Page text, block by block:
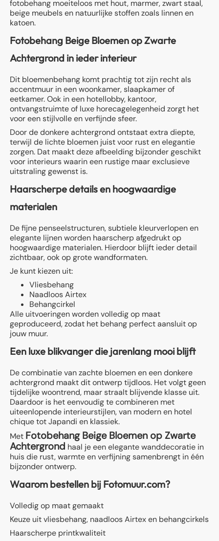
fotobehang moeiteloos met hout, marmer, zwart staal,
beige meubels en natuurlijke stoffen zoals linnen en
katoen.
Fotobehang Beige Bloemen op Zwarte
Achtergrond in ieder interieur
Dit bloemenbehang komt prachtig tot zijn recht als
accentmuur in een woonkamer, slaapkamer of
eetkamer. Ook in een hotellobby, kantoor,
ontvangstruimte of luxe horecagelegenheid zorgt het
voor een stijlvolle en verfijnde sfeer.
Door de donkere achtergrond ontstaat extra diepte,
terwijl de lichte bloemen juist voor rust en elegantie
zorgen. Dat maakt deze afbeelding bijzonder geschikt
voor interieurs waarin een rustige maar exclusieve
uitstraling gewenst is.
Haarscherpe details en hoogwaardige
materialen
De fijne penseelstructuren, subtiele kleurverlopen en
elegante lijnen worden haarscherp afgedrukt op
hoogwaardige materialen. Hierdoor blijft ieder detail
zichtbaar, ook op grote wandformaten.
Je kunt kiezen uit:
Vliesbehang
Naadloos Airtex
Behangcirkel
Alle uitvoeringen worden volledig op maat
geproduceerd, zodat het behang perfect aansluit op
jouw muur.
Een luxe blikvanger die jarenlang mooi blijft
De combinatie van zachte bloemen en een donkere
achtergrond maakt dit ontwerp tijdloos. Het volgt geen
tijdelijke woontrend, maar straalt blijvende klasse uit.
Daardoor is het eenvoudig te combineren met
uiteenlopende interieurstijlen, van modern en hotel
chique tot Japandi en klassiek.
Met Fotobehang Beige Bloemen op Zwarte
Achtergrond haal je een elegante wanddecoratie in
huis die rust, warmte en verfijning samenbrengt in één
bijzonder ontwerp.
Waarom bestellen bij Fotomuur.com?
Volledig op maat gemaakt
Keuze uit vliesbehang, naadloos Airtex en behangcirkels
Haarscherpe printkwaliteit